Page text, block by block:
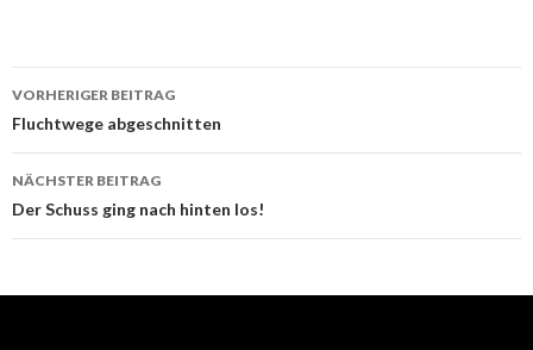
Beitrags-
Navigation
VORHERIGER BEITRAG
Fluchtwege abgeschnitten
NÄCHSTER BEITRAG
Der Schuss ging nach hinten los!